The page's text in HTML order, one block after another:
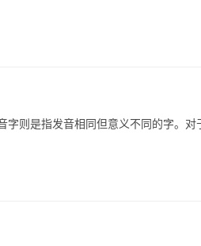
则是指发音相同但意义不同的字。对